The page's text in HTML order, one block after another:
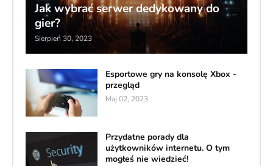
Jak wybrać serwer dedykowany do
gier?
Sierpień 30, 2023
Esportowe gry na konsolę Xbox -
przegląd
Maj 02, 2023
Przydatne porady dla
użytkowników internetu. O tym
mogłeś nie wiedzieć!